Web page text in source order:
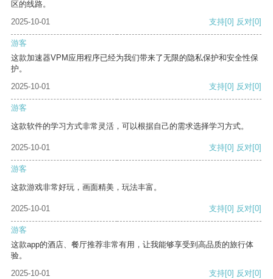
区的线路。
2025-10-01
支持[0] 反对[0]
游客
这款加速器VPM应用程序已经为我们带来了无限的隐私保护和安全性保
护。
2025-10-01
支持[0] 反对[0]
游客
这款软件的学习方式非常灵活，可以根据自己的需求选择学习方式。
2025-10-01 支持[0] 反对[0]
游客
这款游戏非常好玩，画面精美，玩法丰富。
2025-10-01 支持[0] 反对[0]
游客
这款app的酒店、餐厅推荐非常有用，让我能够享受到高品质的旅行体
验。
2025-10-01
支持[0] 反对[0]